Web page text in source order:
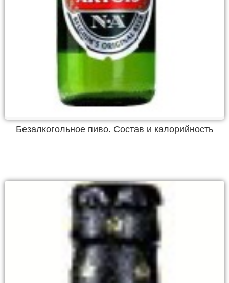
Безалкогольное пиво. Состав и калорийность